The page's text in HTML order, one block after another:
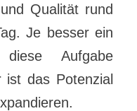
Qualität rund
Je besser ein
diese Aufgabe
ist das Potenzial